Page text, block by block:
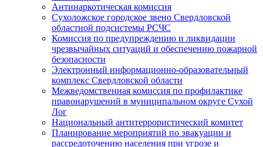
Антинаркотическая комиссия
Сухоложское городское звено Свердловской
областной подсистемы РСЧС
Комиссия по предупреждению и ликвидации
чрезвычайных ситуаций и обеспечению пожарной
безопасности
Электронный информационно-образовательный
комплекс Cвердловской области
Межведомственная комиссия по профилактике
правонарушений в муниципальном округе Сухой
Лог
Национальный антитеррористический комитет
Планирование мероприятий по эвакуации и
рассредоточению населения при угрозе и